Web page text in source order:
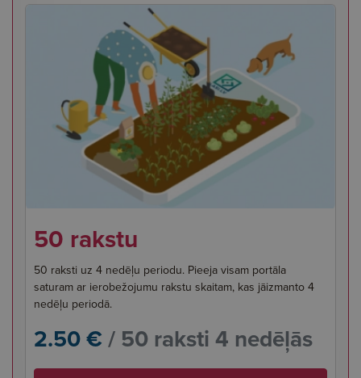
50 rakstu
50 raksti uz 4 nedēļu periodu. Pieeja visam portāla
saturam ar ierobežojumu rakstu skaitam, kas jāizmanto 4
nedēļu periodā.
2.50 € / 50 raksti 4 nedēļās